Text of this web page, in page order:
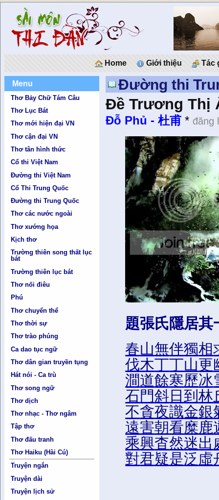
Home Giới thiệu Tác
Menu
Thơ Bảy Chữ Tám Câu
Thơ Lục Bát
Thơ mới hiện đại VN
Thơ cận đại VN
Thơ tân hình thức
Cổ thi Việt Nam
Đường thi Việt Nam
Cổ Thi Trung Quốc
Đường thi Trung Quốc
Thơ các nước ngoài
Thơ xướng họa
Kịch thơ
Trường thiên song thất lục
bát
Trường thiên lục bát
Thơ nối điêu
Phú
Thơ chuyển thể
Thơ thời sự
Thơ trào phúng
Ca dao tục ngữ
Thơ dân gian truyền tụng
Hát nói - Ca trù
Thơ song ngữ
Thơ dịch
Thơ nhạc - Thơ ngâm
Tập thơ
Thơ đấu tranh
Thơ Haiku (Hài Cú)
Truyện ngắn
Truyện dài
Truyện lịch sử
Đường thi
Đề Trương Thị
Đỗ Phủ - 杜甫 * đăng
題張氏隱居其
春山無伴獨相
伐木丁丁山更
澗道餘寒歷冰
石門斜日到林
不貪夜識金銀
遠害朝看糜鹿
乘興杳然迷出
對君疑是泛 虛